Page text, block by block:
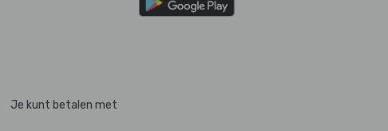
Je kunt betalen met